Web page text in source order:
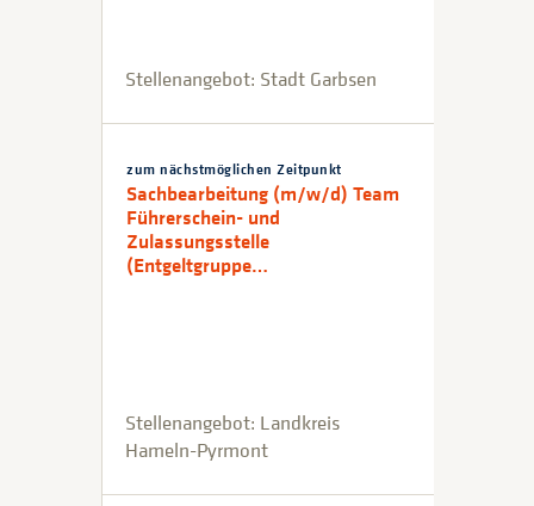
Stellenangebot: Stadt Garbsen
zum nächstmöglichen Zeitpunkt
Sachbearbeitung (m/w/d) Team
Führerschein- und
Zulassungsstelle
(Entgeltgruppe…
Stellenangebot: Landkreis
Hameln-Pyrmont